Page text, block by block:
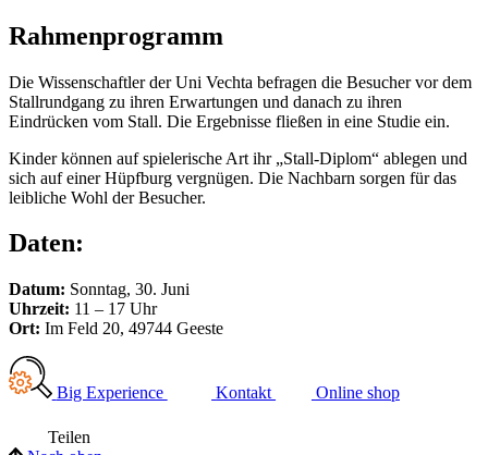
Rahmenprogramm
Die Wissenschaftler der Uni Vechta befragen die Besucher vor dem
Stallrundgang zu ihren Erwartungen und danach zu ihren
Eindrücken vom Stall. Die Ergebnisse fließen in eine Studie ein.
Kinder können auf spielerische Art ihr „Stall-Diplom“ ablegen und
sich auf einer Hüpfburg vergnügen. Die Nachbarn sorgen für das
leibliche Wohl der Besucher.
Daten:
Datum: Sonntag, 30. Juni
Uhrzeit: 11 – 17 Uhr
Ort: Im Feld 20, 49744 Geeste
Big Experience Kontakt Online shop
Teilen